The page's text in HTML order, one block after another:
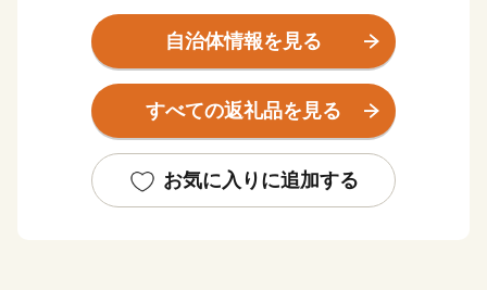
【ご注意】
※お礼の品のお届けには1～2ヶ月程度かかることがあり
おりません。
※特典の送付は、松原市外にお住まいの方に限らせてい
自治体情報を見る
すべての返礼品を見る
お気に入りに追加する